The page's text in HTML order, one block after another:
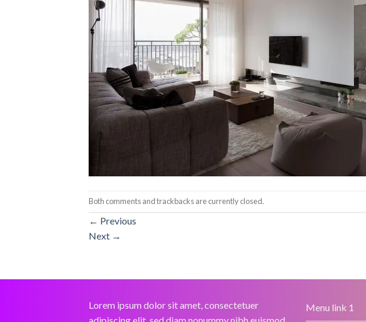
Both comments and trackbacks are currently closed.
← Previous
Next →
Lorem ipsum dolor sit amet, consectetuer
adipiscing elit, sed diam nonummy nibh euismod
Menu link 1